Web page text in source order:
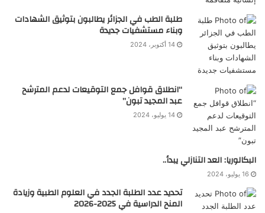
طلبة الطب في الجزائر يطالبون بتوثيق الشهادات
وبناء مستشفيات جديدة
14 أكتوبر، 2024
“انطلاق قوافل جمع التوقيعات لدعم المترشح
عبد المجيد تبون”
14 يوليو، 2024
البكالوريا: العد التنازلي يبدأ..
16 يوليو، 2024
تحديد عدد الطلبة الجدد في العلوم الطبية وزيادة
المنح الدراسية في 2025-2026